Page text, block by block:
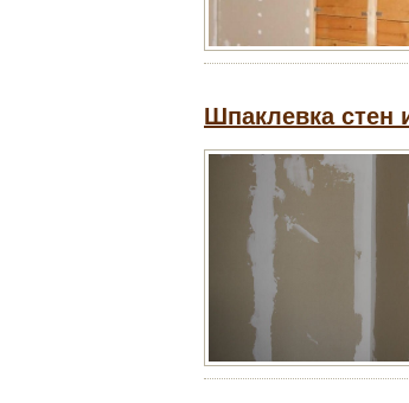
Шпаклевка стен